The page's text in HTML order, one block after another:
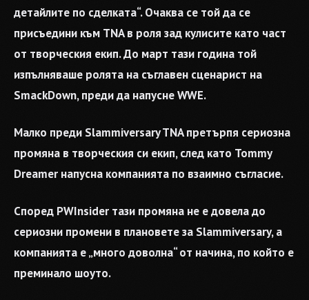
детайлите по сделката“. Очаква се той да се
присъедини към TNA в роля зад кулисите като част
от творческия екип. До март тази година той
изпълняваше ролята на съглавен сценарист на
SmackDown, преди да напусне WWE.
Малко преди Slammiversary TNA претърпя сериозна
промяна в творческия си екип, след като Tommy
Dreamer напусна компанията по взаимно съгласие.
Според PWInsider тази промяна не е довела до
сериозни промени в плановете за Slammiversary, а
компанията е „много доволна“ от начина, по който е
преминало шоуто.